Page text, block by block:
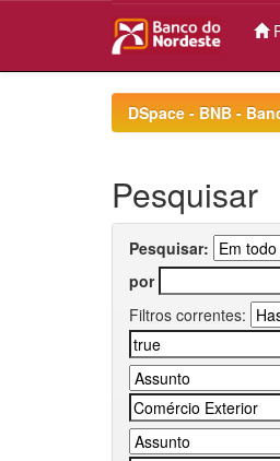
DSpace - BNB -
Pesquisar
Pesquisar:
por
Filtros correntes: